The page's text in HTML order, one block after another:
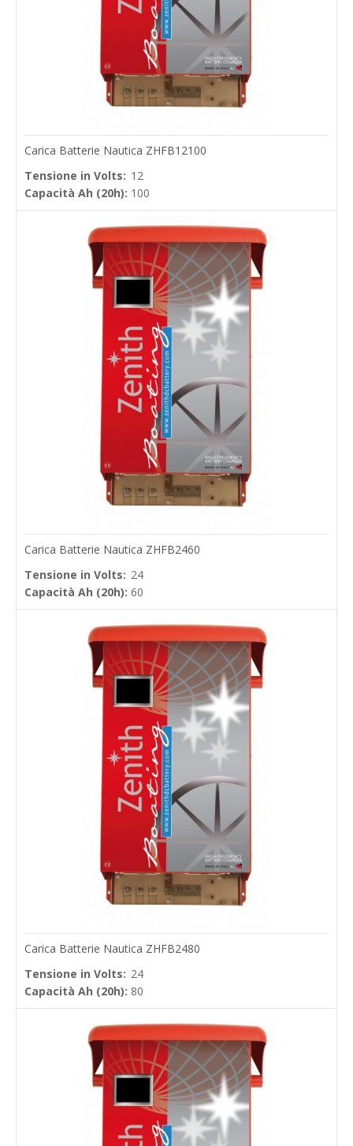
Carica Batterie Nautica ZHFB12100
Tensione in Volts: 12
Capacità Ah (20h): 100
Carica Batterie Nautica ZHFB2460
Tensione in Volts: 24
Capacità Ah (20h): 60
Carica Batterie Nautica ZHFB2480
Tensione in Volts: 24
Capacità Ah (20h): 80